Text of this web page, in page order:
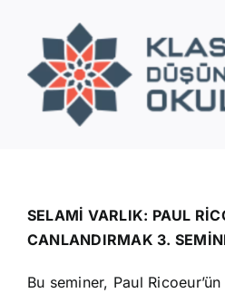
content
Eğitimler
SELAMİ VARLIK: PAUL
CANLANDIRMAK 3.
Bu seminer, Paul Ricoeur’ün